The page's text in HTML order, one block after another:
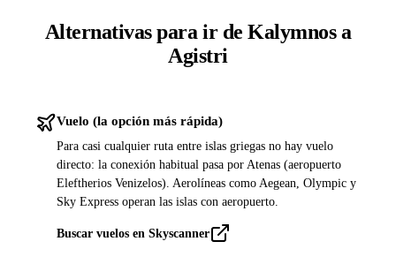
Alternativas para ir de Kalymnos a
Agistri
Vuelo (la opción más rápida)
Para casi cualquier ruta entre islas griegas no hay vuelo
directo: la conexión habitual pasa por Atenas (aeropuerto
Eleftherios Venizelos). Aerolíneas como Aegean, Olympic y
Sky Express operan las islas con aeropuerto.
Buscar vuelos en Skyscanner